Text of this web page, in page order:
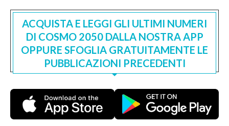
ACQUISTA E LEGGI GLI ULTIMI NUMERI
DI COSMO 2050 DALLA NOSTRA APP
OPPURE SFOGLIA GRATUITAMENTE LE
PUBBLICAZIONI PRECEDENTI